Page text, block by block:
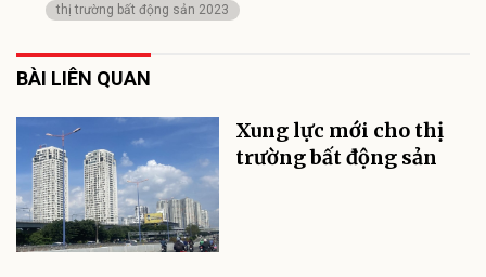
thị trường bất động sản 2023
BÀI LIÊN QUAN
Xung lực mới cho thị
trường bất động sản